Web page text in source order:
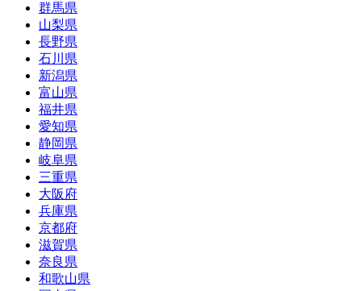
群馬県
山梨県
長野県
石川県
新潟県
富山県
福井県
愛知県
静岡県
岐阜県
三重県
大阪府
兵庫県
京都府
滋賀県
奈良県
和歌山県